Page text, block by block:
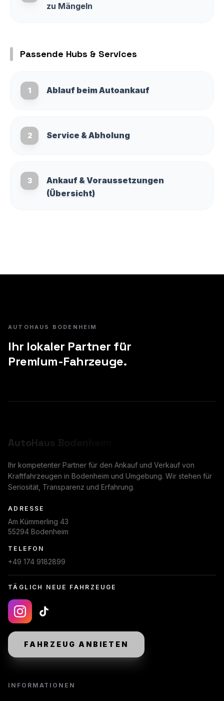
zu Mängeln
Passende Hubs & Services
1 Ablauf beim Autoankauf
2 Service & Abholung
3
Ankauf & Voraussetzungen
(Übersicht)
AUTOHAUS BODENHEIM
Ihr lokaler Partner für
Premium-Fahrzeuge.
AutoHaus
Ihr kompetenter Partner für den Ankauf und Verkauf von
Kraftfahrzeugen in Bodenheim und Umgebung. Wir stehen für
Seriosität, Transparenz und Erfahrung.
ADRESSE
Am Kümmerling 43
55294 Bodenheim
TELEFON
+49 174 9182899
TÄGLICH NEUE FAHRZEUGE
FAHRZEUG ANBIETEN
INFORMATIONEN